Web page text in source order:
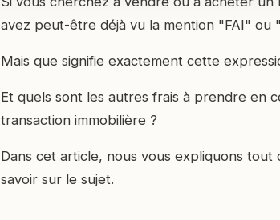
avez peut-être déjà vu la mention "FAI" ou
Mais que signifie exactement cette
Et quels sont les autres frais à prendre en
transaction immobilière ?
Dans cet article, nous vous expliquons tout
savoir sur le sujet.